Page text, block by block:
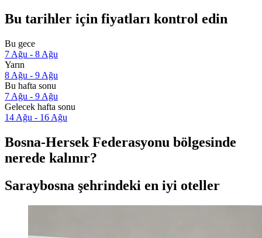
Bu tarihler için fiyatları kontrol edin
Bu gece
7 Ağu - 8 Ağu
Yarın
8 Ağu - 9 Ağu
Bu hafta sonu
7 Ağu - 9 Ağu
Gelecek hafta sonu
14 Ağu - 16 Ağu
Bosna-Hersek Federasyonu bölgesinde
nerede kalınır?
Saraybosna şehrindeki en iyi oteller